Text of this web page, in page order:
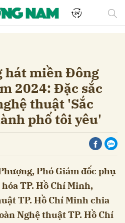
hát miền Đông
2024: Đặc sắc
thuật 'Sắc
phố tôi yêu'
Phó Giám đốc phụ
TP. Hồ Chí Minh,
TP. Hồ Chí Minh chia
Nghệ thuật TP. Hồ Chí